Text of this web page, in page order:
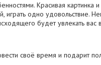
Красивая картинка
играть одно удовольствие.
будет увлекать вас
своё время и подарит